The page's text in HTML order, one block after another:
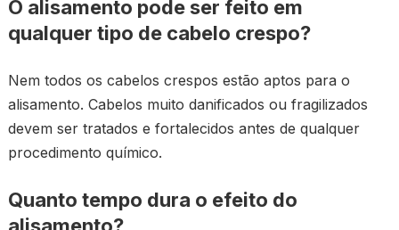
O alisamento pode ser feito em
qualquer tipo de cabelo crespo?
Nem todos os cabelos crespos estão aptos para o
alisamento. Cabelos muito danificados ou fragilizados
devem ser tratados e fortalecidos antes de qualquer
procedimento químico.
Quanto tempo dura o efeito do